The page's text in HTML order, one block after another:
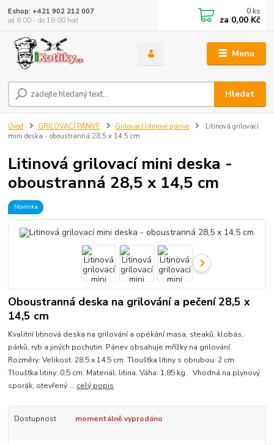
Menu
Hledat
Eshop: +421 902 212 007
od 8:00 - do 16:00 hod
0 ks
za 0,00 Kč
Úvod GRILOVACÍ PÁNVE Grilovací litinové pánve
Litinová grilovací
mini deska - oboustranná 28,5 x 14,5 cm
Litinová grilovací mini deska -
oboustranná 28,5 x 14,5 cm
Novinka
Oboustranná deska na grilování a pečení 28,5 x
14,5 cm
Kvalitní litinová deska na grilování a opékání masa, steaků, klobás,
párků, ryb a jiných pochutin. Pánev obsahuje mřížky na grilování.
Rozměry: Velikost: 28,5 x 14,5 cm. Tloušťka litiny s obrubou: 2 cm.
Tloušťka litiny: 0,5 cm. Materiál: litina. Váha: 1,85 kg. Vhodná na plynový
sporák, otevřený ... celý popis
Dostupnost momentálně vyprodáno